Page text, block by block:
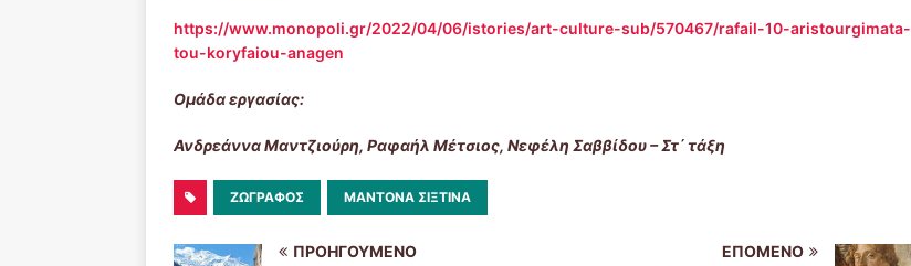
https://www.monopoli.gr/2022/04/06/istories/art-culture-sub/570467/rafail-10-aristourgimata-
tou-koryfaiou-anagen
Ομάδα εργασίας:
Ανδρεάννα Μαντζιούρη, Ραφαήλ Μέτσιος, Νεφέλη Σαββίδου – Στ΄ τάξη
ΖΩΓΡΆΦΟΣ ΜΑΝΤΌΝΑ ΣΙΞΤΊΝΑ
ΠΡΟΗΓΟΎΜΕΝΟ ΕΠΌΜΕΝΟ